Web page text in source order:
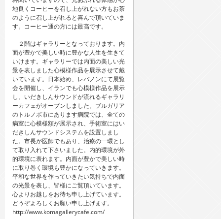
地良くコーヒーを召し上がれない方もお茶
のように召し上がれると喜んで頂いていま
す。コーヒー通の方には最高です。
２階はギャラリーとなっております。内
面が豊かで美しい時に豊かな人生を生きて
いけます。ギャラリーでは内面の美しい光
景を表しました心模様作品を展示させて戴
いています。日本始め、レバノンにて展覧
会を開催し、イランでも心模様作品を展示
し、いだきしんサウンドが流れるギャラリ
ーカフェがオープンしました。ブルガリア
のトルノボ市にあります病院では、全ての
病室に心模様額が展示され、手術室にはい
だきしんサウンドシステムを設置しまし
た。市長が医師でもあり、治療の一環とし
て取り入れて下さいました。内的環境が外
的環境に表れます。内面が豊かで美しい時
に取り巻く環境も豊かになっていきます。
平和な世界を作っていきたい気持ちで内面
の光景を表し、皆様にご覧頂いています。
心よりお越しをお待ち申し上げています。
どうぞよろしくお願い申し上げます。
http://www.komagallerycafe.com/